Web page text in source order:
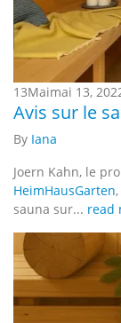
13Maimai 13,
Avis sur le
By Iana
Joern Kahn, le
HeimHausGarten
sauna sur... read